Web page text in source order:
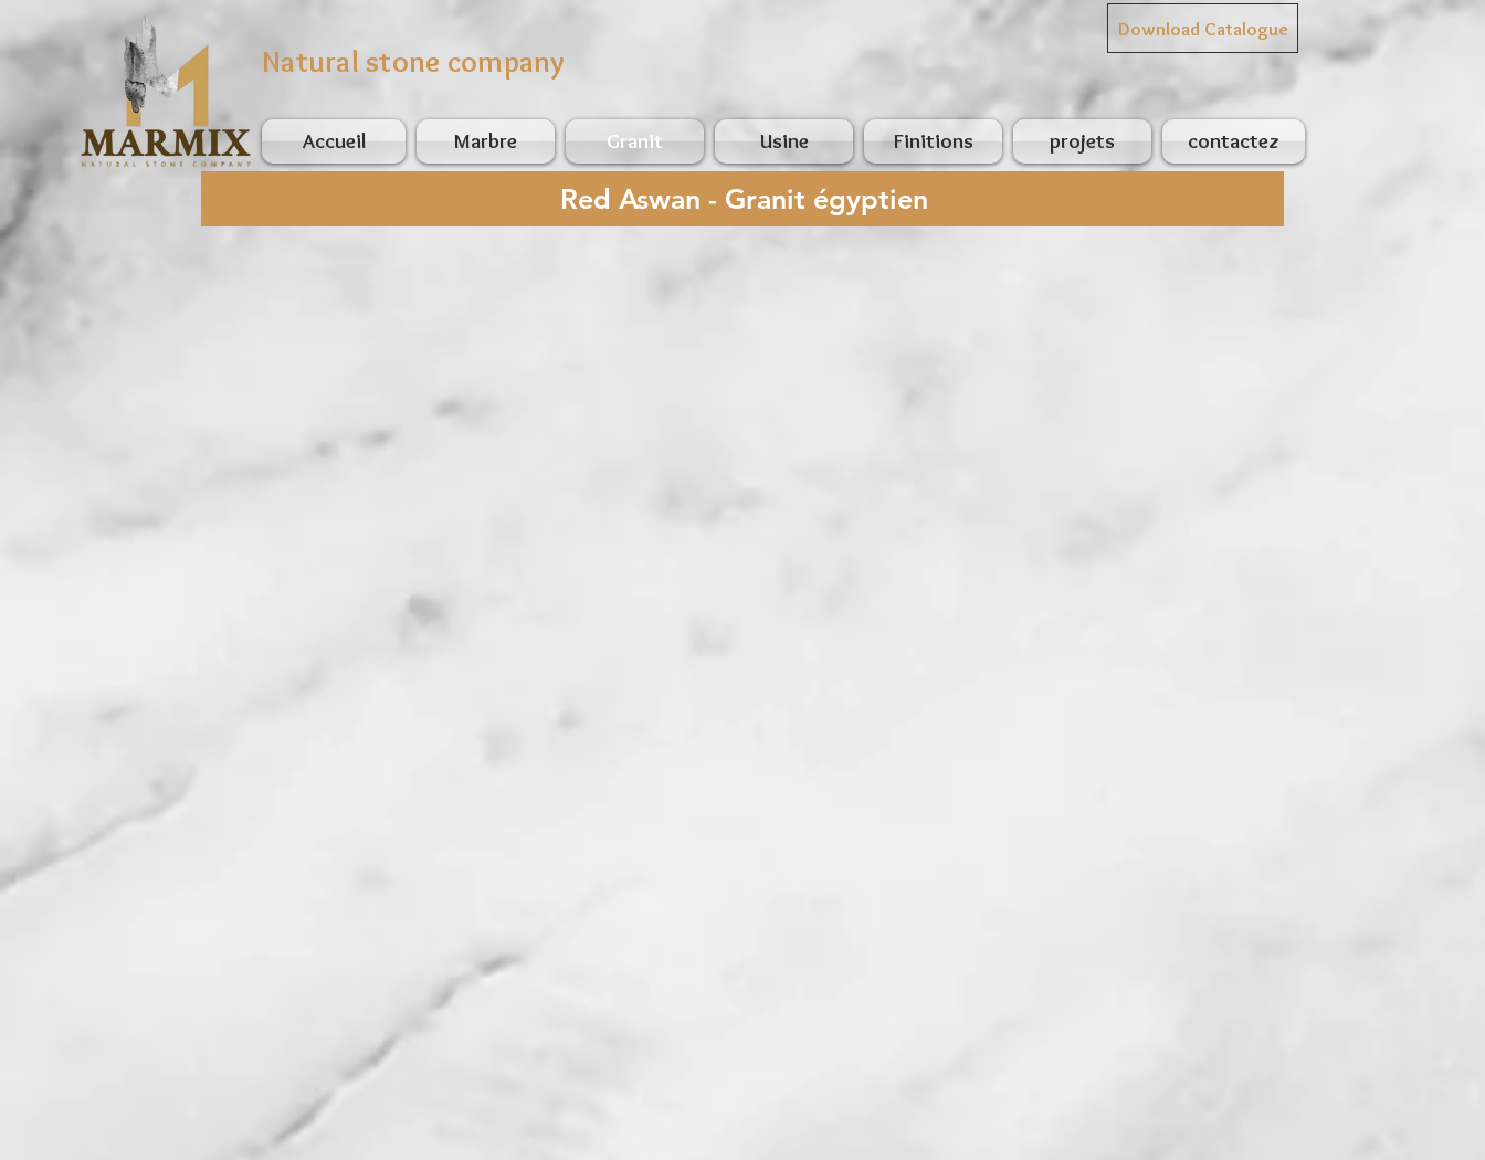
Red Aswan - Granit égyptien
Natural stone company
Accueil Marbre Granit Usine Finitions projets contactez
Download Catalogue